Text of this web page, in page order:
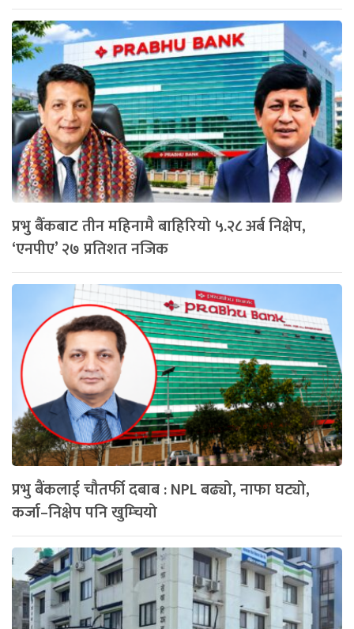
प्रभु बैँकबाट तीन महिनामै बाहिरियो ५.२८ अर्ब निक्षेप,
‘एनपीए’ २७ प्रतिशत नजिक
प्रभु बैंकलाई चौतर्फी दबाब : NPL बढ्यो, नाफा घट्यो,
कर्जा–निक्षेप पनि खुम्चियो